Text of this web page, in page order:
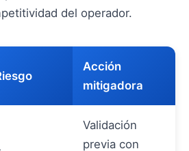
del operador.
Acción
mitigadora
Validación
previa con